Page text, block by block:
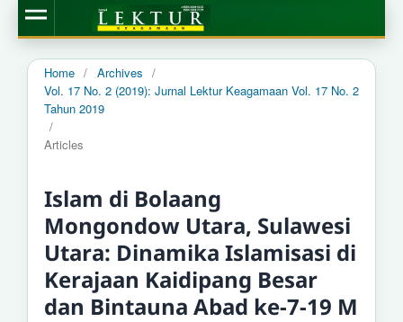
Home / Archives
/
Vol. 17 No. 2 (2019): Jurnal Lektur Keagamaan Vol. 17 No. 2
Tahun 2019
/
Articles
Islam di Bolaang
Mongondow Utara, Sulawesi
Utara: Dinamika Islamisasi di
Kerajaan Kaidipang Besar
dan Bintauna Abad ke-7-19 M